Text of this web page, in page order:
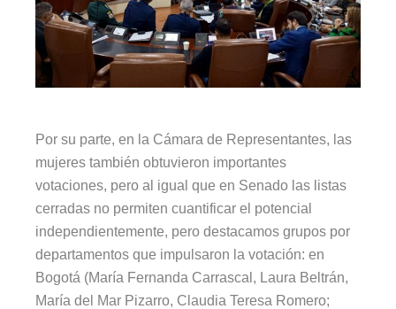
Por su parte, en la Cámara de Representantes, las
mujeres también obtuvieron importantes
votaciones, pero al igual que en Senado las listas
cerradas no permiten cuantificar el potencial
independientemente, pero destacamos grupos por
departamentos que impulsaron la votación: en
Bogotá (María Fernanda Carrascal, Laura Beltrán,
María del Mar Pizarro, Claudia Teresa Romero;